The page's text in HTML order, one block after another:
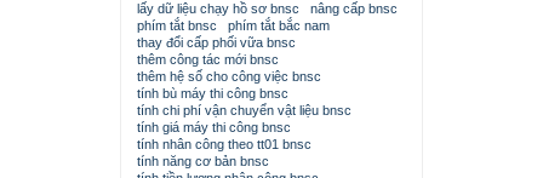
lấy dữ liệu chạy hồ sơ bnsc
nâng cấp bnsc
phím tắt bnsc
phím tắt bắc nam
thay đổi cấp phối vữa bnsc
thêm công tác mới bnsc
thêm hệ số cho công việc bnsc
tính bù máy thi công bnsc
tính chi phí vận chuyển vật liệu bnsc
tính giá máy thi công bnsc
tính nhân công theo tt01 bnsc
tính năng cơ bản bnsc